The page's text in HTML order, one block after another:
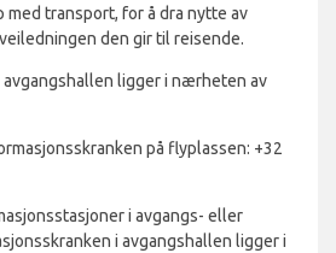
transport, for å dra nytte av
den gir til reisende.
avgangshallen ligger i nærheten av
på flyplassen: +32
i avgangs- eller
i avgangshallen ligger i